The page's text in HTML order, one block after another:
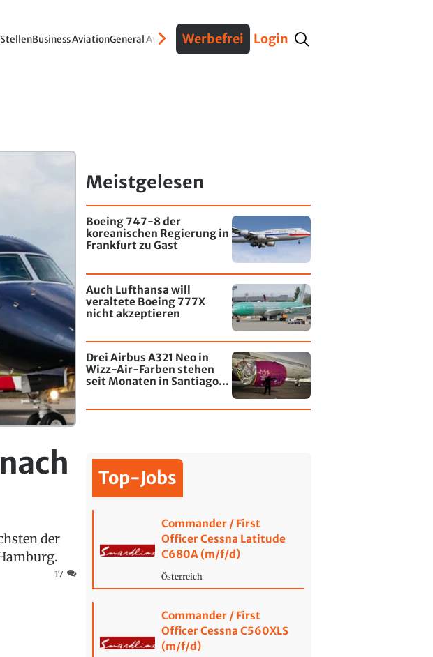
StellenBusiness AviationGeneral AviationVerteidigungInterviews Fracht
Werbefrei Login
der
17
Meistgelesen
Boeing 747-8 der
koreanischen Regierung in
Frankfurt zu Gast
Auch Lufthansa will
veraltete Boeing 777X
nicht akzeptieren
Drei Airbus A321 Neo in
Wizz-Air-Farben stehen
seit Monaten in Santiago
Top-Jobs
Commander / First
Officer Cessna Latitude
C680A (m/f/d)
Österreich
Commander / First
Officer Cessna C560XLS
(m/f/d)